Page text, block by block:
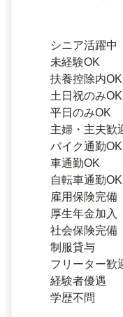
シニア活躍中
未経験OK
扶養控除内OK
土日祝のみOK
平日のみOK
主婦・主夫歓
バイク通勤OK
車通勤OK
自転車通勤OK
雇用保険完備
厚生年金加入
社会保険完備
制服貸与
フリーター歓
経験者優遇
学歴不問